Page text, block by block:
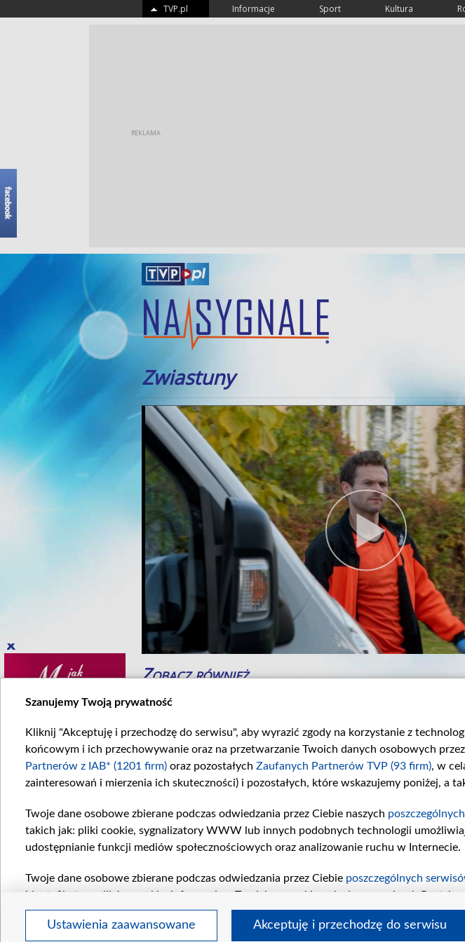
TVP.pl Informacje Sport Kultura
Zwiastuny
Zobacz również
odcinku...
Odcinek 914
W 914. odcinku...
W 913. odcinku...
regulamin tvp.pl pomoc polityka
Szanujemy Twoją prywatność
Kliknij "Akceptuję i przechodzę do serwisu", aby wyrazić zgody na korzystanie z
końcowym i ich przechowywanie oraz na przetwarzanie Twoich danych osobowych
Partnerów z IAB* (1201 firm) oraz pozostałych Zaufanych Partnerów TVP (93 firm), w
zainteresowań i mierzenia ich skuteczności) i pozostałych, które wskazujemy poniżej, a
Twoje dane osobowe zbierane podczas odwiedzania przez Ciebie naszych
takich jak: pliki cookie, sygnalizatory WWW lub innych podobnych technologii
udostępnianie funkcji mediów społecznościowych oraz analizowanie ruchu w Internecie.
Twoje dane osobowe zbierane podczas odwiedzania przez Ciebie poszczególnych
identyfikatory plików cookie, informacje o Twoich wyszukiwaniach w serwisach Portalu
pozostałychZaufanych Partnerów TVP
dla realizacji następujących celów i funkcji:
wyboru spersonalizowanych reklam, tworzenia profilu spersonalizowanych reklam,
Ustawienia zaawansowane Akceptuję i przechodzę do serwisu